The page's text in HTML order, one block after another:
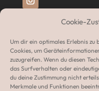
Cookie-
Um dir ein optimales Erlebnis
Cookies, um
zuzugreifen. Wenn du diesen
das Surfverhalten oder
du deine Zustimmung nicht
Merkmale und Funktionen
Impressum
Datenschutzerklärung
Widerrufsrecht